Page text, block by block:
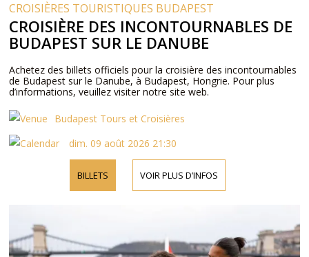
CROISIÈRES TOURISTIQUES BUDAPEST
CROISIÈRE DES INCONTOURNABLES DE
BUDAPEST SUR LE DANUBE
Achetez des billets officiels pour la croisière des incontournables
de Budapest sur le Danube, à Budapest, Hongrie. Pour plus
d’informations, veuillez visiter notre site web.
Budapest Tours et Croisières
dim. 09 août 2026 21:30
BILLETS VOIR PLUS D’INFOS